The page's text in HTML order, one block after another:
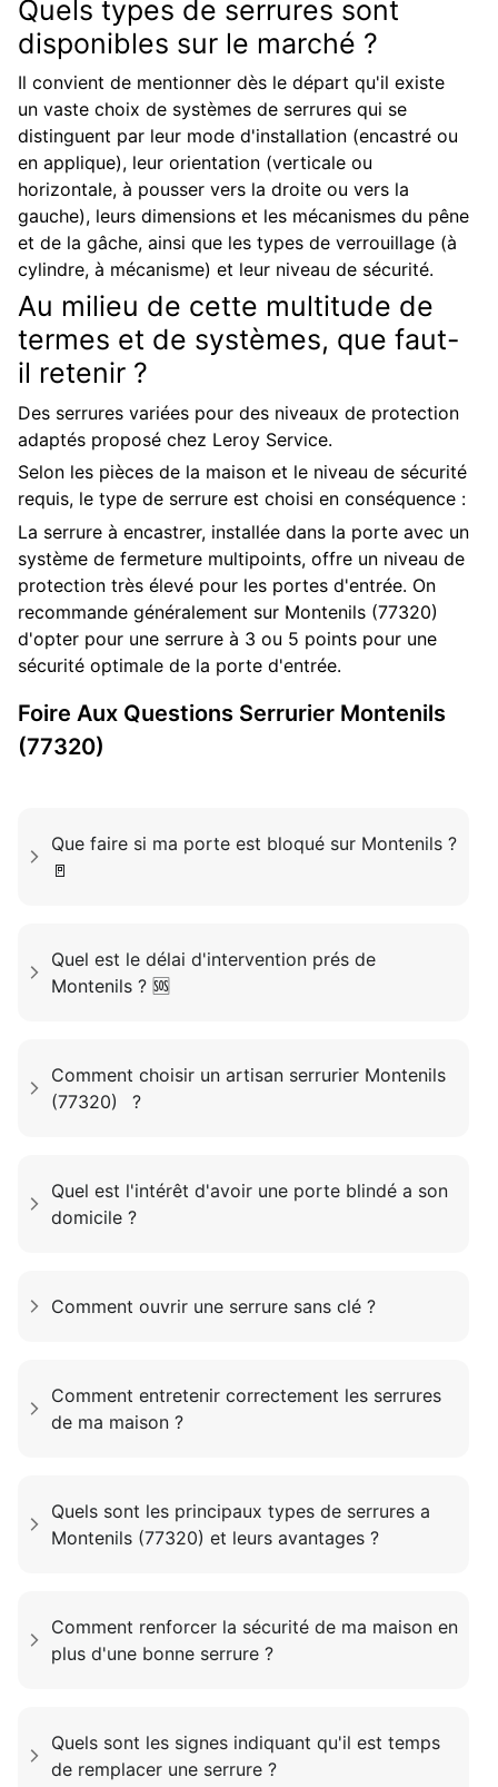
Quels types de serrures sont
disponibles sur le marché ?
Il convient de mentionner dès le départ qu'il existe
un vaste choix de systèmes de serrures qui se
distinguent par leur mode d'installation (encastré ou
en applique), leur orientation (verticale ou
horizontale, à pousser vers la droite ou vers la
gauche), leurs dimensions et les mécanismes du pêne
et de la gâche, ainsi que les types de verrouillage (à
cylindre, à mécanisme) et leur niveau de sécurité.
Au milieu de cette multitude de
termes et de systèmes, que faut-
il retenir ?
Des serrures variées pour des niveaux de protection
adaptés proposé chez Leroy Service.
Selon les pièces de la maison et le niveau de sécurité
requis, le type de serrure est choisi en conséquence :
La serrure à encastrer, installée dans la porte avec un
système de fermeture multipoints, offre un niveau de
protection très élevé pour les portes d'entrée. On
recommande généralement sur Montenils (77320)
d'opter pour une serrure à 3 ou 5 points pour une
sécurité optimale de la porte d'entrée.
Foire Aux Questions Serrurier Montenils
(77320)
Que faire si ma porte est bloqué sur Montenils ?
🚪
Quel est le délai d'intervention prés de
Montenils ? 🆘
Comment choisir un artisan serrurier Montenils
(77320) ?
Quel est l'intérêt d'avoir une porte blindé a son
domicile ?
Comment ouvrir une serrure sans clé ?
Comment entretenir correctement les serrures
de ma maison ?
Quels sont les principaux types de serrures a
Montenils (77320) et leurs avantages ?
Comment renforcer la sécurité de ma maison en
plus d'une bonne serrure ?
Quels sont les signes indiquant qu'il est temps
de remplacer une serrure ?